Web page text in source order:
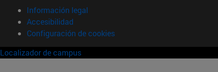
Información legal
Accesibilidad
Configuración de cookies
Localizador de campus